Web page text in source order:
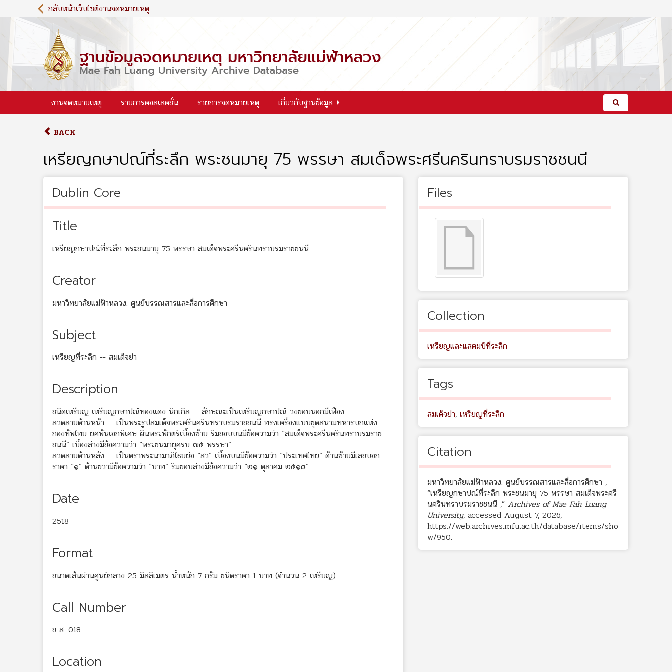
i
c
กลับหน้าเว็บไซต์งานจดหมายเหตุ
งานจดหมายเหตุ รายการคอลเลคชั่น รายการจดหมายเหตุ เกี่ยวกับฐานข้อมูล
BACK
เหรียญกษาปณ์ที่ระลึก พระชนมายุ 75 พรรษา สมเด็จพระศรีนครินทราบรมราชชนนี
Dublin Core
Title
เหรียญกษาปณ์ที่ระลึก พระชนมายุ 75 พรรษา สมเด็จพระศรีนครินทราบรมราชชนนี
Creator
มหาวิทยาลัยแม่ฟ้าหลวง. ศูนย์บรรณสารและสื่อการศึกษา
Subject
เหรียญที่ระลึก -- สมเด็จย่า
Description
ชนิดเหรียญ เหรียญกษาปณ์ทองแดง นิกเกิล -- ลักษณะเป็นเหรียญกษาปณ์ วงขอบนอกมีเฟือง
ลวดลายด้านหน้า -- เป็นพระรูปสมเด็จพระศรีนครินทราบรมราชชนนี ทรงเครื่องแบบชุดสนามทหารบกแห่ง
กองทัพไทย ยศพันเอกพิเศษ ผินพระพักตร์เบื้องซ้าย ริมขอบบนมีข้อความว่า “สมเด็จพระศรีนครินทราบรมราช
ชนนี” เบื้องล่างมีข้อความว่า “พระชนมายุครบ ๗๕ พรรษา”
ลวดลายด้านหลัง -- เป็นตราพระนามาภิไธยย่อ “สว” เบื้องบนมีข้อความว่า “ประเทศไทย” ด้านซ้ายมีเลขบอก
ราคา “๑” ด้านขวามีข้อความว่า “บาท” ริมขอบล่างมีข้อความว่า “๒๑ ตุลาคม ๒๕๑๘”
Date
2518
Format
ขนาดเส้นผ่านศูนย์กลาง 25 มิลลิเมตร น้ำหนัก 7 กรัม ชนิดราคา 1 บาท (จำนวน 2 เหรียญ)
Call Number
ข ส. 018
Location
Files
Collection
เหรียญและแสตมป์ที่ระลึก
Tags
สมเด็จย่า, เหรียญที่ระลึก
Citation
มหาวิทยาลัยแม่ฟ้าหลวง. ศูนย์บรรณสารและสื่อการศึกษา ,
“เหรียญกษาปณ์ที่ระลึก พระชนมายุ 75 พรรษา สมเด็จพระศรี
นครินทราบรมราชชนนี ,” Archives of Mae Fah Luang
University, accessed August 7, 2026,
https://web.archives.mfu.ac.th/database/items/sho
w/950.